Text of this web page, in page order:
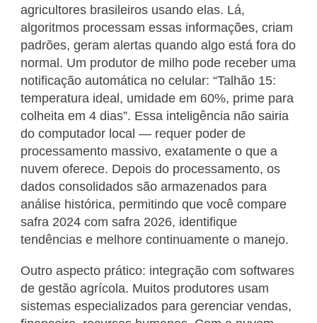
agricultores brasileiros usando elas. Lá,
algoritmos processam essas informações, criam
padrões, geram alertas quando algo está fora do
normal. Um produtor de milho pode receber uma
notificação automática no celular: “Talhão 15:
temperatura ideal, umidade em 60%, prime para
colheita em 4 dias”. Essa inteligência não sairia
do computador local — requer poder de
processamento massivo, exatamente o que a
nuvem oferece. Depois do processamento, os
dados consolidados são armazenados para
análise histórica, permitindo que você compare
safra 2024 com safra 2026, identifique
tendências e melhore continuamente o manejo.
Outro aspecto prático: integração com softwares
de gestão agrícola. Muitos produtores usam
sistemas especializados para gerenciar vendas,